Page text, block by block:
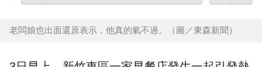
老闆娘也出面還原表示，他真的氣不過。（圖／東森新聞）